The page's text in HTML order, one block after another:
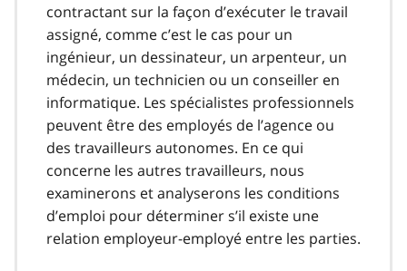
contractant sur la façon d’exécuter le travail
assigné, comme c’est le cas pour un
ingénieur, un dessinateur, un arpenteur, un
médecin, un technicien ou un conseiller en
informatique. Les spécialistes professionnels
peuvent être des employés de l’agence ou
des travailleurs autonomes. En ce qui
concerne les autres travailleurs, nous
examinerons et analyserons les conditions
d’emploi pour déterminer s’il existe une
relation employeur-employé entre les parties.